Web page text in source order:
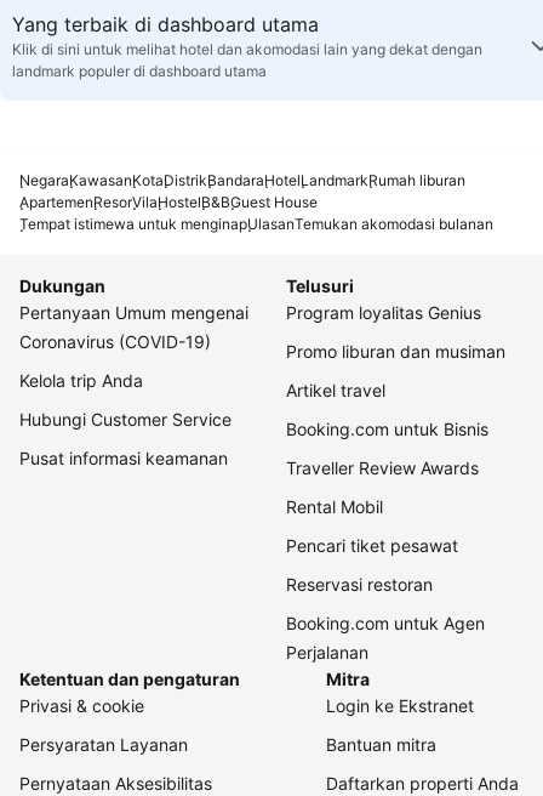
Yang terbaik di dashboard utama
Klik di sini untuk melihat hotel dan akomodasi lain yang dekat dengan
landmark populer di dashboard utama
NegaraKawasanKotaDistrikBandaraHotelLandmarkRumah liburan
ApartemenResorVilaHostelB&BGuest House
Tempat istimewa untuk menginapUlasanTemukan akomodasi bulanan
Dukungan
Pertanyaan Umum mengenai
Coronavirus (COVID-19)
Kelola trip Anda
Hubungi Customer Service
Pusat informasi keamanan
Telusuri
Program loyalitas Genius
Promo liburan dan musiman
Artikel travel
Booking.com untuk Bisnis
Traveller Review Awards
Rental Mobil
Pencari tiket pesawat
Reservasi restoran
Booking.com untuk Agen
Perjalanan
Ketentuan dan pengaturan
Privasi & cookie
Persyaratan Layanan
Pernyataan Aksesibilitas
Mitra
Login ke Ekstranet
Bantuan mitra
Daftarkan properti Anda